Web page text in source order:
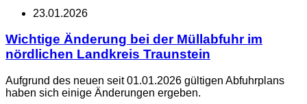
23.01.2026
Wichtige Änderung bei der Müllabfuhr im
nördlichen Landkreis Traunstein
Aufgrund des neuen seit 01.01.2026 gültigen Abfuhrplans
haben sich einige Änderungen ergeben.